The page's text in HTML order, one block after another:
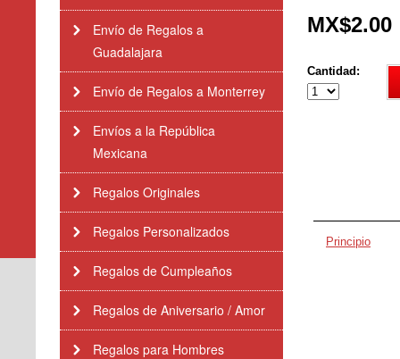
Envío de Regalos a
Guadalajara
Envío de Regalos a Monterrey
Envíos a la República
Mexicana
Regalos Originales
Regalos Personalizados
Regalos de Cumpleaños
Regalos de Aniversario / Amor
Regalos para Hombres
MX$2.00
Cantidad:
Principio